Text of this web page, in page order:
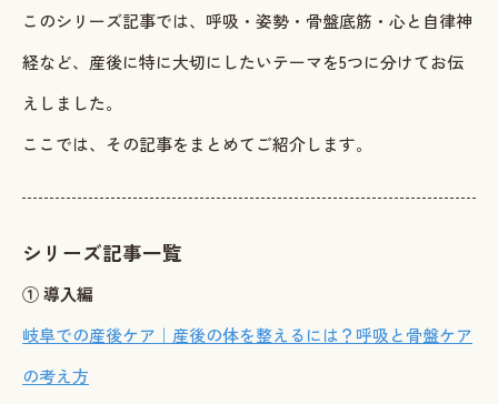
tel. 080-3628-1771
このシリーズ記事では、呼吸・姿勢・骨盤底筋・心と自律神
経など、産後に特に大切にしたいテーマを5つに分けてお伝
えしました。
ここでは、その記事をまとめてご紹介します。
シリーズ記事一覧
① 導入編
岐阜での産後ケア｜産後の体を整えるには？呼吸と骨盤ケア
の考え方